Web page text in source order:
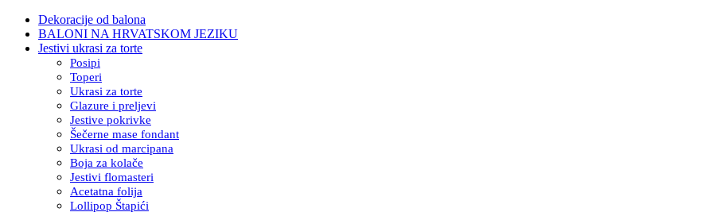
Dekoracije od balona
BALONI NA HRVATSKOM JEZIKU
Jestivi ukrasi za torte
Posipi
Toperi
Ukrasi za torte
Glazure i preljevi
Jestive pokrivke
Šečerne mase fondant
Ukrasi od marcipana
Boja za kolače
Jestivi flomasteri
Acetatna folija
Lollipop Štapići